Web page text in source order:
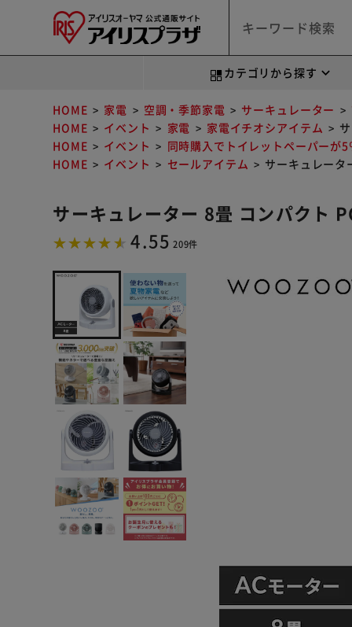
カテゴリから探す
HOME 家電 空調・季節家電 サーキュレーター
HOME
イベント 家電 家電イチオシアイテム
HOME
イベント
同時購入でトイレットペーパーが
HOME
イベント セールアイテム サーキュレータ
サーキュレーター 8畳 コンパクト
4.55 209件